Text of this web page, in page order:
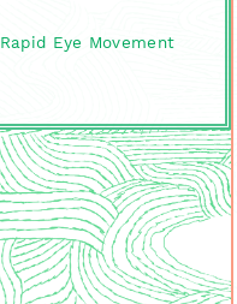
Rapid Eye Movement